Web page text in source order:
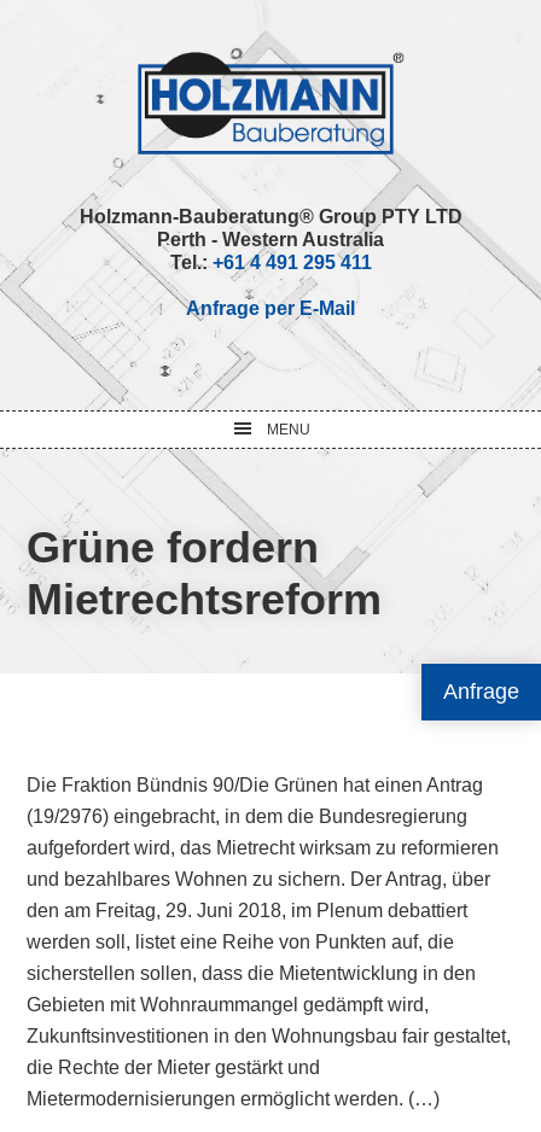
Anfrage
Holzmann-Bauberatung® Group PTY LTD
Perth - Western Australia
Tel.: +61 4 491 295 411
Anfrage per E-Mail
MENU
Grüne fordern
Mietrechtsreform
Die Fraktion Bündnis 90/Die Grünen hat einen Antrag
(19/2976) eingebracht, in dem die Bundesregierung
aufgefordert wird, das Mietrecht wirksam zu reformieren
und bezahlbares Wohnen zu sichern. Der Antrag, über
den am Freitag, 29. Juni 2018, im Plenum debattiert
werden soll, listet eine Reihe von Punkten auf, die
sicherstellen sollen, dass die Mietentwicklung in den
Gebieten mit Wohnraummangel gedämpft wird,
Zukunftsinvestitionen in den Wohnungsbau fair gestaltet,
die Rechte der Mieter gestärkt und
Mietermodernisierungen ermöglicht werden. (…)